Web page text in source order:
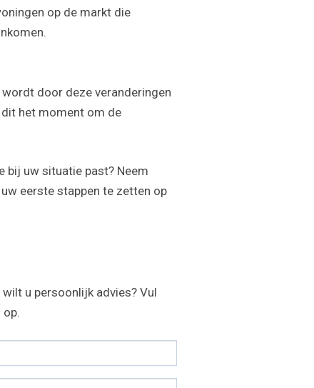
op de markt die
door deze veranderingen
dit het moment om de
bij uw situatie past? Neem
eerste stappen te zetten op
u persoonlijk advies? Vul